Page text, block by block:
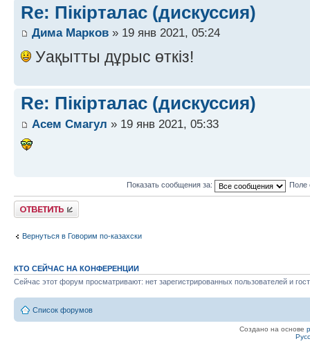
Re: Пікірталас (дискуссия)
Дима Марков » 19 янв 2021, 05:24
Уақытты дұрыс өткіз!
Re: Пікірталас (дискуссия)
Асем Смагул » 19 янв 2021, 05:33
Показать сообщения за: Поле
Ответить
Вернуться в Говорим по-казахски
КТО СЕЙЧАС НА КОНФЕРЕНЦИИ
Сейчас этот форум просматривают: нет зарегистрированных пользователей и
Список форумов
Создано на основе